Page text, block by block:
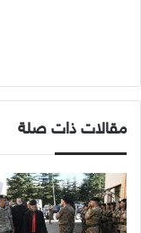
مقالات ذات صلة